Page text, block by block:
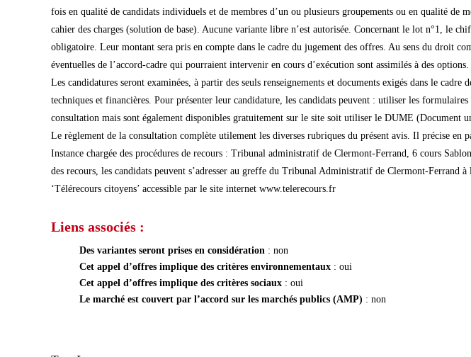
fois en qualité de candidats individuels et de membres d’un ou plusieurs groupements ou en qualité
cahier des charges (solution de base). Aucune variante libre n’est autorisée. Concernant le lot n°1, le
obligatoire. Leur montant sera pris en compte dans le cadre du jugement des offres. Au sens du droit
éventuelles de l’accord-cadre qui pourraient intervenir en cours d’exécution sont assimilés à des options.
Les candidatures seront examinées, à partir des seuls renseignements et documents exigés dans le
techniques et financières. Pour présenter leur candidature, les candidats peuvent : utiliser les
consultation mais sont également disponibles gratuitement sur le site soit utiliser le DUME (Document
Le règlement de la consultation complète utilement les diverses rubriques du présent avis. Il précise en
Instance chargée des procédures de recours : Tribunal administratif de Clermont-Ferrand, 6 cours
des recours, les candidats peuvent s’adresser au greffe du Tribunal Administratif de Clermont-
‘Télérecours citoyens’ accessible par le site internet www.telerecours.fr
Liens associés :
Des variantes seront prises en considération : non
Cet appel d’offres implique des critères environnementaux : oui
Cet appel d’offres implique des critères sociaux : oui
Le marché est couvert par l’accord sur les marchés publics (AMP) : non